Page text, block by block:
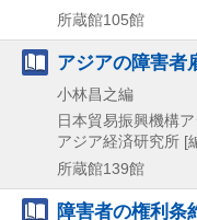
所蔵館105館
アジアの障害者
小林昌之編
日本貿易振興機構
アジア経済研究所 [
所蔵館139館
障害者の権利条